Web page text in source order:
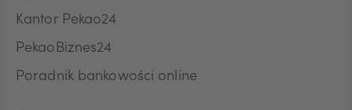
Kantor Pekao24
PekaoBiznes24
Poradnik bankowości online